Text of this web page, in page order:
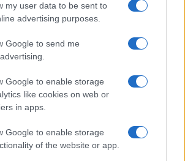
my user data to be sent to
advertising purposes.
Google to send me
Google to enable storage
like cookies on web or
in apps.
Google to enable storage
of the website or app.